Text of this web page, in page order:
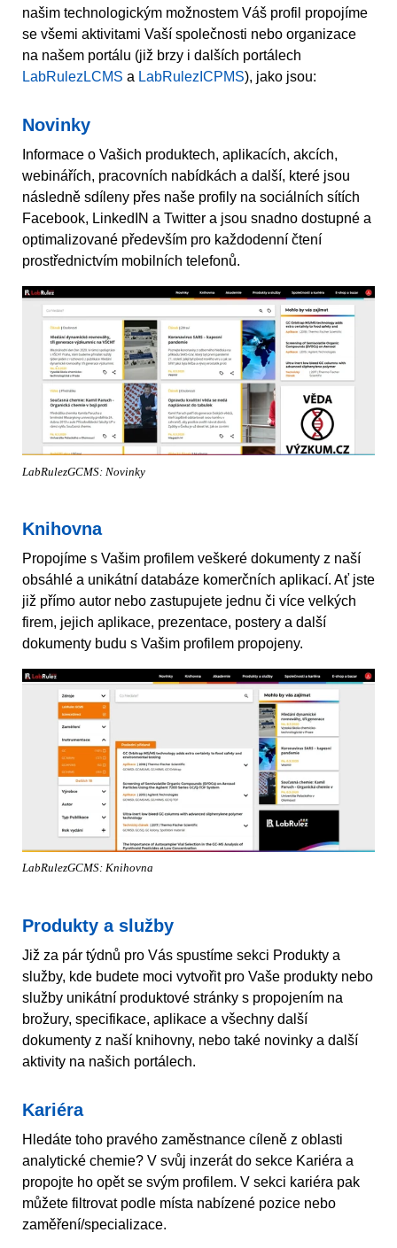
našim technologickým možnostem Váš profil propojíme
se všemi aktivitami Vaší společnosti nebo organizace
na našem portálu (již brzy i dalších portálech
LabRulezLCMS a LabRulezICPMS), jako jsou:
Novinky
Informace o Vašich produktech, aplikacích, akcích,
webinářích, pracovních nabídkách a další, které jsou
následně sdíleny přes naše profily na sociálních sítích
Facebook, LinkedIN a Twitter a jsou snadno dostupné a
optimalizované především pro každodenní čtení
prostřednictvím mobilních telefonů.
LabRulezGCMS: Novinky
Knihovna
Propojíme s Vašim profilem veškeré dokumenty z naší
obsáhlé a unikátní databáze komerčních aplikací. Ať jste
již přímo autor nebo zastupujete jednu či více velkých
firem, jejich aplikace, prezentace, postery a další
dokumenty budu s Vašim profilem propojeny.
LabRulezGCMS: Knihovna
Produkty a služby
Již za pár týdnů pro Vás spustíme sekci Produkty a
služby, kde budete moci vytvořit pro Vaše produkty nebo
služby unikátní produktové stránky s propojením na
brožury, specifikace, aplikace a všechny další
dokumenty z naší knihovny, nebo také novinky a další
aktivity na našich portálech.
Kariéra
Hledáte toho pravého zaměstnance cíleně z oblasti
analytické chemie? V svůj inzerát do sekce Kariéra a
propojte ho opět se svým profilem. V sekci kariéra pak
můžete filtrovat podle místa nabízené pozice nebo
zaměření/specializace.